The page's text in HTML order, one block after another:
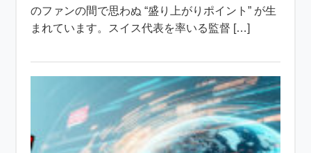
のファンの間で思わぬ “盛り上がりポイント” が生
まれています。スイス代表を率いる監督 […]